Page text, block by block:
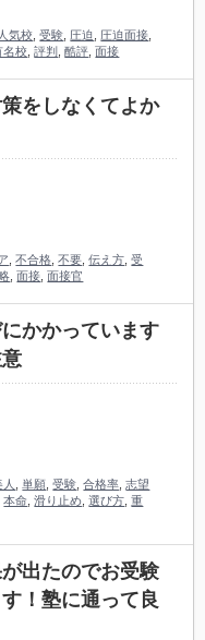
人気校 ,受験 圧迫 圧迫面接
名校 ,評判 ,酷評 ,面接
をしなくてよか
,不合格 ,不要 ,伝え方 ,受
,面接 ,面接官
かかっています
単願 ,受験 ,合格率 ,志望
,本命 ,滑り止め ,選び方 ,重
出たのでお受験
！塾に通って良